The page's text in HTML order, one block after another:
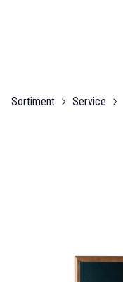
Sortiment Service